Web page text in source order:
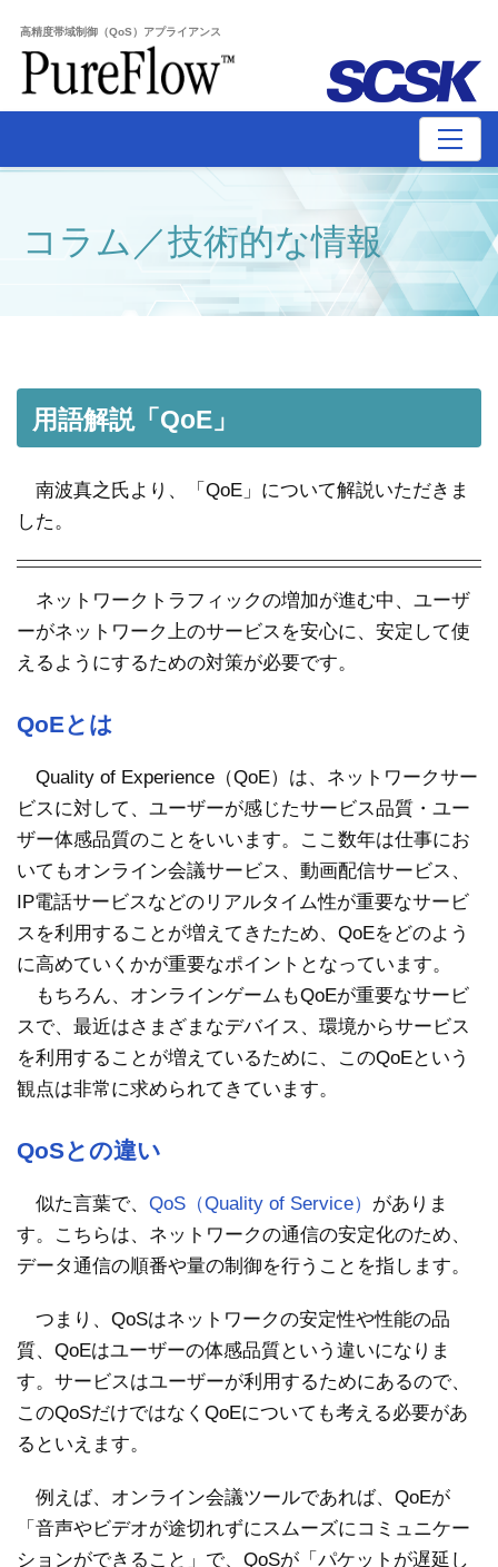
高精度帯域制御（QoS）アプライアンス
コラム／技術的な情報
用語解説「QoE」
南波真之氏より、「QoE」について解説いただきま
した。
ネットワークトラフィックの増加が進む中、ユーザ
ーがネットワーク上のサービスを安心に、安定して使
えるようにするための対策が必要です。
QoEとは
Quality of Experience（QoE）は、ネットワークサー
ビスに対して、ユーザーが感じたサービス品質・ユー
ザー体感品質のことをいいます。ここ数年は仕事にお
いてもオンライン会議サービス、動画配信サービス、
IP電話サービスなどのリアルタイム性が重要なサービ
スを利用することが増えてきたため、QoEをどのよう
に高めていくかが重要なポイントとなっています。
もちろん、オンラインゲームもQoEが重要なサービ
スで、最近はさまざまなデバイス、環境からサービス
を利用することが増えているために、このQoEという
観点は非常に求められてきています。
QoSとの違い
似た言葉で、 QoS（Quality of Service） がありま
す。こちらは、ネットワークの通信の安定化のため、
データ通信の順番や量の制御を行うことを指します。
つまり、QoSはネットワークの安定性や性能の品
質、QoEはユーザーの体感品質という違いになりま
す。サービスはユーザーが利用するためにあるので、
このQoSだけではなくQoEについても考える必要があ
るといえます。
例えば、オンライン会議ツールであれば、QoEが
「音声やビデオが途切れずにスムーズにコミュニケー
ションができること」で、QoSが「パケットが遅延し